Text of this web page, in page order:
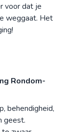
voor dat je
weggaat. Het
Rondom-
behendigheid,
geest.